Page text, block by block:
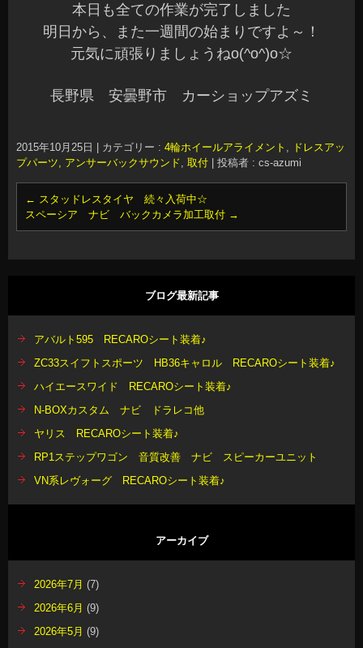
本日も全ての作業が完了しました
明日から、また一週間の始まりですよ～！
元気に頑張りましょうねo(^o^)o☆
長野県 安曇野市 カーショップアズミ
2015年10月25日 カテゴリー : 4輪ホイールアライメント , ドレスアッ
プパーツ, アンサーバックサウンド, 取付 投稿者 : cs-azumi
← スタッドレスタイヤ 続々入荷中☆
スペーシア ナビ バックカメラ加工取付 →
ブログ最新記事
アバルト595 RECAROシート装着♪
ZC33スイフトスポーツ HB36キャロル RECAROシート装着♪
ハイエースワイド RECAROシート装着♪
N-BOXカスタム ナビ ドラレコ他
ヤリス RECAROシート装着♪
RP1ステップワゴン 音質改善 ナビ スピーカーユニット
VN系レヴォーグ RECAROシート装着♪
アーカイブ
2026年7月 (7)
2026年6月 (9)
2026年5月 (9)